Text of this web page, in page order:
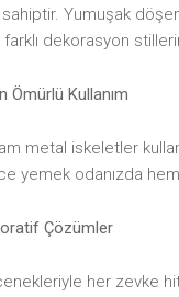
Yumuşak
dekorasyon
Ömürlü Kullanım
metal iskeletler
odanızda hem
Çözümler
her zevke